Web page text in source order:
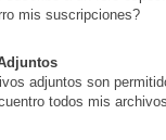
mis suscripciones?
adjuntos son
todos mis